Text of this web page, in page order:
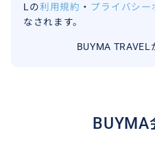
Lの利用規約 ・ プライバシー
なされます。
BUYMA
BUYMA